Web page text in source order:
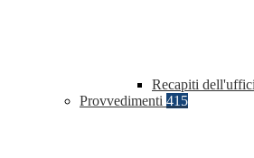
Recapiti
Provvedimenti 415